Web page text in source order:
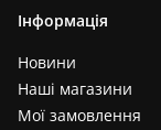
Інформація
Новини
Наші магазини
Мої замовлення